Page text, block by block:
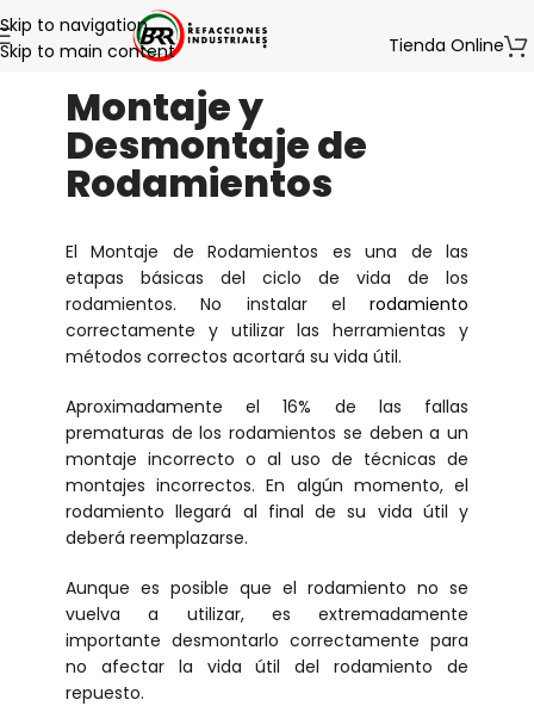
Skip to navigation
Skip to main content
Tienda Online
Montaje y
Desmontaje de
Rodamientos
El Montaje de Rodamientos es una de las
etapas básicas del ciclo de vida de los
rodamientos. No instalar el rodamiento
correctamente y utilizar las herramientas y
métodos correctos acortará su vida útil.
Aproximadamente el 16% de las fallas
prematuras de los rodamientos se deben a un
montaje incorrecto o al uso de técnicas de
montajes incorrectos. En algún momento, el
rodamiento llegará al final de su vida útil y
deberá reemplazarse.
Aunque es posible que el rodamiento no se
vuelva a utilizar, es extremadamente
importante desmontarlo correctamente para
no afectar la vida útil del rodamiento de
repuesto.